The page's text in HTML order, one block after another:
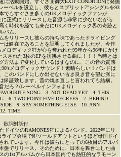
に活動開始。すぐさま御大EXIT CONDITIONに発掘
ーベルを設立し、彼らとスプリット7"シングルを93
でもすぐさま多くのUKメロディックファンが
に正式にリリースした音源も非常に少ないながら
く時代を経ても未だにUKメロディック界の奇跡と
バム。
をリリースし彼らの持ち味であったドライビング
は健在であることを証明してくれましたが、今作
ロディック狂が心を奪われた95年から96年にかけ
スされた3枚のEPを彷彿させる曲に！！！当時とは
方法まで変化しているはずなのに、この音の質感
メロディックサウンド！素晴らしい！バンドは
このバンドにしか出せない古き良き音を望む派に
証致します。昔の焼き直しと言われても結構。
だろ？(レーベルインフォより)
SONG 3. NOT DEAD YET 4. THIS
6. TWO POINT FIVE DEGREES 7. BEHIND
9. SAY SOMETHING ELSE 10. ANN
TIME
歌詞対訳付
ドイツのRAMONES狂によるバンド。2022年にリ
イブ会場で即ソールドアウトというほど母国ドイ
れています。今作は彼らにとっての6枚目のアルバ
盤でリリース。そのために、日本を舞台にした曲
の1stアルバムから日本国内でも熱狂的なラモーン